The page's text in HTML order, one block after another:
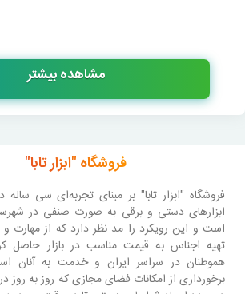
مشاهده بیشتر
فروشگاه "ابزار تابا"
فروشگاه "ابزار تابا"بر مبنای تجربه‌ای سی ساله
ابزارهای دستی و برقی به صورت صنفی در
است و این رویکرد را مد نظر دارد که از مهارت و
تهیه اجناس به قیمت مناسب در بازار حاصل
هموطنان در سراسر ایران و خدمت به آنان
برخورداری از امکانات فضای مجازی که روز به